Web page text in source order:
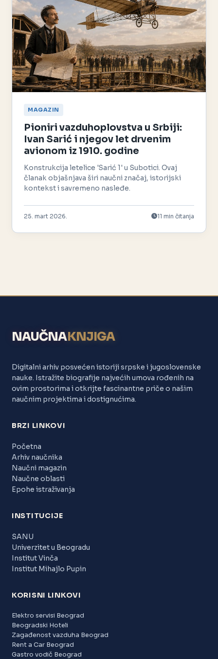
MAGAZIN
Pioniri vazduhoplovstva u Srbiji:
Ivan Sarić i njegov let drvenim
avionom iz 1910. godine
Konstrukcija letelice 'Sarić 1' u Subotici. Ovaj
članak objašnjava širi naučni značaj, istorijski
kontekst i savremeno nasleđe.
25. mart 2026. 11 min čitanja
NAUČNAKNJIGA
Digitalni arhiv posvećen istoriji srpske i jugoslovenske
nauke. Istražite biografije najvećih umova rođenih na
ovim prostorima i otkrijte fascinantne priče o našim
naučnim projektima i dostignućima.
BRZI LINKOVI
Početna
Arhiv naučnika
Naučni magazin
Naučne oblasti
Epohe istraživanja
INSTITUCIJE
SANU
Univerzitet u Beogradu
Institut Vinča
Institut Mihajlo Pupin
KORISNI LINKOVI
Elektro servisi Beograd
Beogradski Hoteli
Zagađenost vazduha Beograd
Rent a Car Beograd
Gastro vodič Beograd